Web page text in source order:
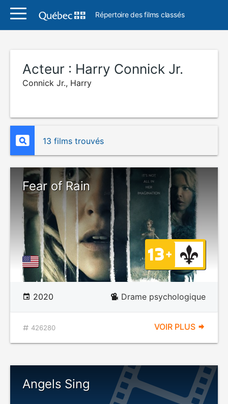
Répertoire des films classés
Acteur : Harry Connick Jr.
Connick Jr., Harry
13 films trouvés
Fear of Rain
2020 Drame psychologique
426280 VOIR PLUS
Angels Sing